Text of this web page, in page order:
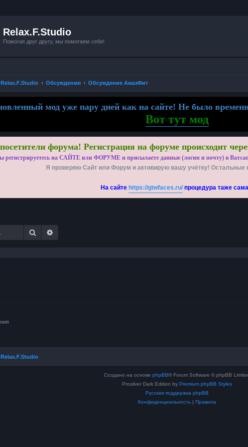
Relax.F.Studio
Помогая друг другу, мы помогаем себе!
Обсужденмя Обсуждение АмазФит
мод уже пару дней как на сайте! Не было
Вот тут мод
форума! Регистрация на форуме происходит
регистрируетесь на САЙТЕ или ФОРУМЕ и присылаете данные (логин и почту) в Ватсап
Я проверяю Сайт или Форум и активирую вашу учётку! Остальные
На сайте https://gtwfaces.ru/процедура таже
Поиск
Создано на основе phpBB® Forum Software © phpBB
Prosilver Dark Edition by Premium phpBB Styles
Русская поддержка phpBB
Конфиденциальность| Правила